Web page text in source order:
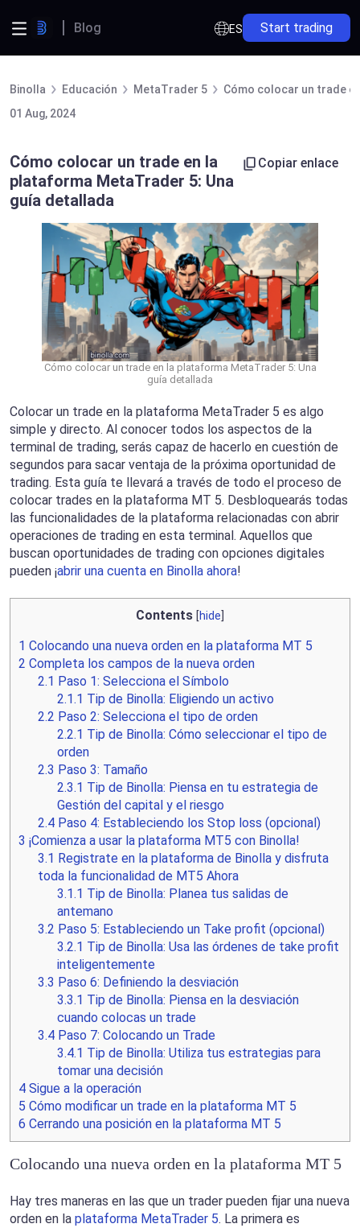
Blog ES Start trading
Binolla Educación MetaTrader 5
Cómo colocar un trade
01 Aug, 2024
Cómo colocar un trade en la
plataforma MetaTrader 5: Una
guía detallada
Copiar enlace
Cómo colocar un trade en la plataforma MetaTrader 5: Una
guía detallada
Colocar un trade en la plataforma MetaTrader 5 es algo
simple y directo. Al conocer todos los aspectos de la
terminal de trading, serás capaz de hacerlo en cuestión de
segundos para sacar ventaja de la próxima oportunidad de
trading. Esta guía te llevará a través de todo el proceso de
colocar trades en la plataforma MT 5. Desbloquearás todas
las funcionalidades de la plataforma relacionadas con abrir
operaciones de trading en esta terminal. Aquellos que
buscan oportunidades de trading con opciones digitales
pueden ¡abrir una cuenta en Binolla ahora!
Contents [hide
1 Colocando una nueva orden en la plataforma MT 5
2 Completa los campos de la nueva orden
2.1 Paso 1: Selecciona el Símbolo
2.1.1 Tip de Binolla: Eligiendo un activo
2.2 Paso 2: Selecciona el tipo de orden
2.2.1 Tip de Binolla: Cómo seleccionar el tipo de
orden
2.3 Paso 3: Tamaño
2.3.1 Tip de Binolla: Piensa en tu estrategia de
Gestión del capital y el riesgo
2.4 Paso 4: Estableciendo los Stop loss (opcional)
3 ¡Comienza a usar la plataforma MT5 con Binolla!
3.1 Registrate en la plataforma de Binolla y disfruta
toda la funcionalidad de MT5 Ahora
3.1.1 Tip de Binolla: Planea tus salidas de
antemano
3.2 Paso 5: Estableciendo un Take profit (opcional)
3.2.1 Tip de Binolla: Usa las órdenes de take profit
inteligentemente
3.3 Paso 6: Definiendo la desviación
3.3.1 Tip de Binolla: Piensa en la desviación
cuando colocas un trade
3.4 Paso 7: Colocando un Trade
3.4.1 Tip de Binolla: Utiliza tus estrategias para
tomar una decisión
4 Sigue a la operación
5 Cómo modificar un trade en la plataforma MT 5
6 Cerrando una posición en la plataforma MT 5
Colocando una nueva orden en la plataforma MT 5
Hay tres maneras en las que un trader pueden fijar una nueva
orden en la plataforma MetaTrader 5. La primera es